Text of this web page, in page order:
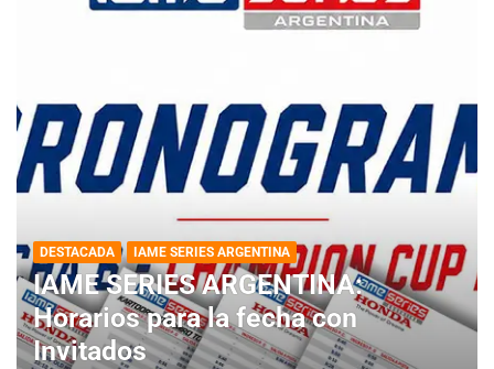
DESTACADA IAME SERIES ARGENTINA
IAME SERIES ARGENTINA:
Horarios para la fecha con
Invitados